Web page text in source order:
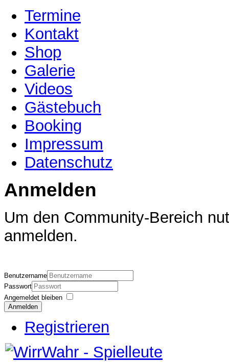
Termine
Kontakt
Shop
Galerie
Videos
Gästebuch
Booking
Impressum
Datenschutz
Anmelden
Um den Community-Bereich
anmelden.
Benutzername
Passwort
Angemeldet bleiben
Anmelden
Registrieren